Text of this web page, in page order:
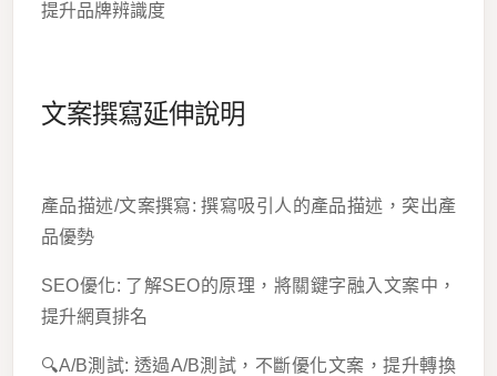
提升品牌辨識度
文案撰寫延伸說明
產品描述/文案撰寫: 撰寫吸引人的產品描述，突出產
品優勢
SEO優化: 了解SEO的原理，將關鍵字融入文案中，
提升網頁排名
🔍A/B測試: 透過A/B測試，不斷優化文案，提升轉換